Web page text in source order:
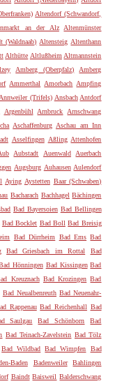
Altendorf (Schwandorf,
an der Alz
Altenmünster
(Waldnaab) Altensteig Altenthann
Althütte Altlußheim Altmannstein
Amberg (Oberpfalz)
Amberg
Ammerthal Amorbach Ampfing
Annweiler (Trifels) Ansbach Antdorf
Argenbühl Arnbruck
Arnschwang
Aschaffenburg Aschau am Inn
Asselfingen Aßling Attenhofen
Aubstadt Auenwald
Auerbach
Augsburg Auhausen Aulendorf
Aying Aystetten Baar (Schwaben)
Bacharach Bachhagel Bächingen
Bad Bayersoien Bad Bellingen
Bad Bocklet Bad Boll Bad Breisig
Bad Dürrheim Bad Ems Bad
Bad Griesbach im Rottal
Bad
Hönningen Bad Kissingen Bad
Kreuznach Bad Krozingen Bad
Bad Neualbenreuth Bad Neuenahr-
Rappenau Bad Reichenhall Bad
Saulgau Bad Schönborn
Bad
Bad Teinach-Zavelstein Bad Tölz
Bad Wildbad Bad Wimpfen
Bad
Baden Badenweiler
Bahlingen
Baindt Baisweil Balderschwang